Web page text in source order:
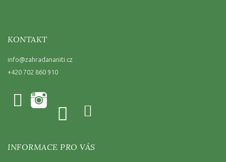
KONTAKT
info@zahradananiti.cz
+420 702 860 910
INFORMACE PRO VÁS